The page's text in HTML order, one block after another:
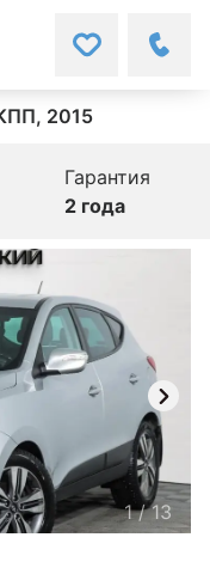
2015
Гарантия
2 года
1/13